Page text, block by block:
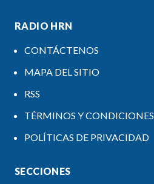
RADIO HRN
CONTÁCTENOS
MAPA DEL SITIO
RSS
TÉRMINOS Y CONDICIONES
POLÍTICAS DE PRIVACIDAD
SECCIONES